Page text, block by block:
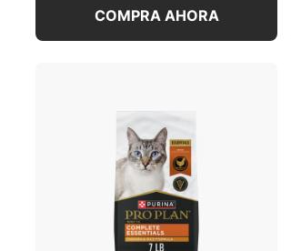
COMPRA AHORA